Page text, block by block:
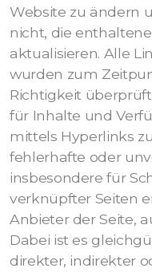
Website zu ändern
nicht, die
aktualisieren. Alle
wurden zum
Richtigkeit
für Inhalte und
mittels Hyperlinks
fehlerhafte oder
insbesondere für
verknüpfter Seiten
Anbieter der Seite,
Dabei ist es
direkter, indirekter